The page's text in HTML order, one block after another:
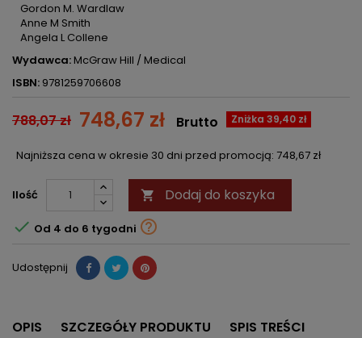
Gordon M. Wardlaw
Anne M Smith
Angela L Collene
Wydawca:McGraw Hill / Medical
ISBN: 9781259706608
788,07 zł 748,67 zł Zniżka 39,40 zł
Brutto
Najniższa cena w okresie 30 dni przed promocją: 748,67 zł
Ilość  Dodaj do koszyka
 Od 4 do 6 tygodni 
Udostępnij
OPIS SZCZEGÓŁY PRODUKTU SPIS TREŚCI